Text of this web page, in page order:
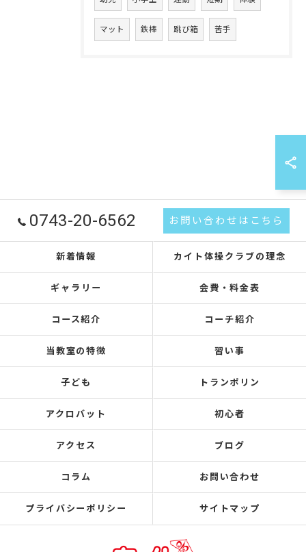
マット 鉄棒 跳び箱 苦手
0743-20-6562 お問い合わせはこちら
新着情報 カイト体操クラブの理念
ギャラリー 会費・料金表
コース紹介 コーチ紹介
当教室の特徴 習い事
子ども トランポリン
アクロバット 初心者
アクセス ブログ
コラム お問い合わせ
プライバシーポリシー サイトマップ